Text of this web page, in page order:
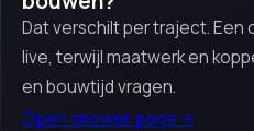
Dat verschilt per traject. Een
live, terwijl maatwerk en
en bouwtijd vragen.
Open answer page→